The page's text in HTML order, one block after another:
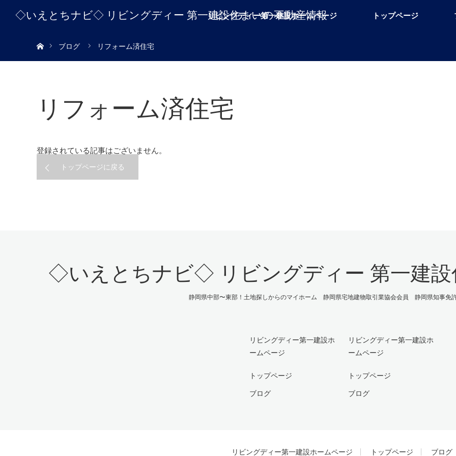
◇いえとちナビ◇ リビングディー 第一建設住まいの不動産情報
リビングディー第一建設ホームページ トップページ
ブログ
リフォーム済住宅
リフォーム済住宅
登録されている記事はございません。
トップページに戻る
◇いえとちナビ◇ リビングディー 第一建設
静岡県中部〜東部！土地探しからのマイホーム 静岡県宅地建物取引業協会会員 静岡県知事免
リビングディー第一建設ホ
ームページ
トップページ
ブログ
リビングディー第一建設ホ
ームページ
トップページ
ブログ
リビングディー第一建設ホームページ トップページ ブログ